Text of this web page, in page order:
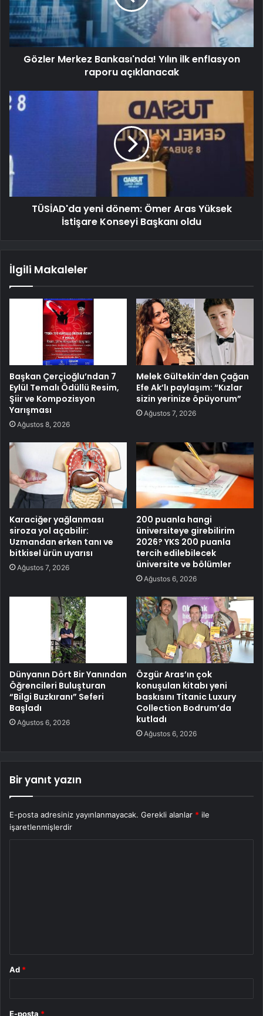
Gözler Merkez Bankası'nda! Yılın ilk enflasyon
raporu açıklanacak
TÜSİAD'da yeni dönem: Ömer Aras Yüksek
İstişare Konseyi Başkanı oldu
İlgili Makaleler
Başkan Çerçioğlu’ndan 7
Eylül Temalı Ödüllü Resim,
Şiir ve Kompozisyon
Yarışması
Ağustos 8, 2026
Melek Gültekin’den Çağan
Efe Ak’lı paylaşım: “Kızlar
sizin yerinize öpüyorum”
Ağustos 7, 2026
Karaciğer yağlanması
siroza yol açabilir:
Uzmandan erken tanı ve
bitkisel ürün uyarısı
Ağustos 7, 2026
200 puanla hangi
üniversiteye girebilirim
2026? YKS 200 puanla
tercih edilebilecek
üniversite ve bölümler
Ağustos 6, 2026
Dünyanın Dört Bir Yanından
Öğrencileri Buluşturan
“Bilgi Buzkıranı” Seferi
Başladı
Ağustos 6, 2026
Özgür Aras’ın çok
konuşulan kitabı yeni
baskısını Titanic Luxury
Collection Bodrum’da
kutladı
Ağustos 6, 2026
Bir yanıt yazın
E-posta adresiniz yayınlanmayacak. Gerekli alanlar * ile
işaretlenmişlerdir
Ad *
E-posta *